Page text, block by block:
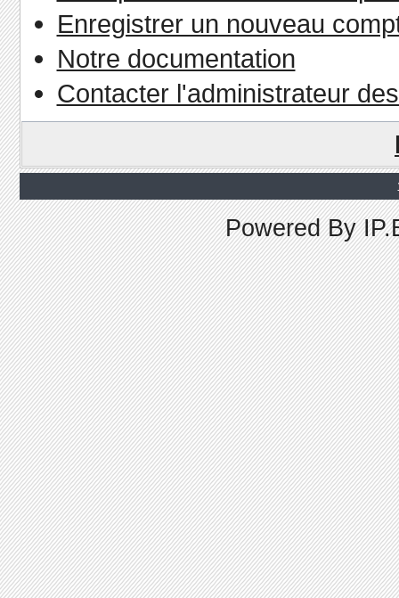
Enregistrer un nouveau
Notre documentation
Contacter l'administrateur
Powered By